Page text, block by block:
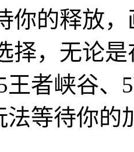
你的释放
择，无论
王者峡谷、
法等待你的